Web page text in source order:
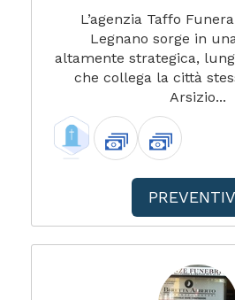
L’agenzia Taffo
Legnano sorge in
altamente strategica,
che collega la città
Arsizio...